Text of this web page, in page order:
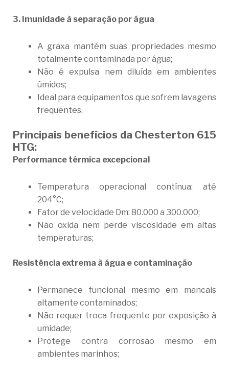
3. Imunidade à separação por água
A graxa mantém suas propriedades mesmo
totalmente contaminada por água;
Não é expulsa nem diluída em ambientes
úmidos;
Ideal para equipamentos que sofrem lavagens
frequentes.
Principais benefícios da Chesterton 615
HTG:
Performance térmica excepcional
Temperatura operacional contínua: até
204°C;
Fator de velocidade Dm: 80.000 a 300.000;
Não oxida nem perde viscosidade em altas
temperaturas;
Resistência extrema à água e contaminação
Permanece funcional mesmo em mancais
altamente contaminados;
Não requer troca frequente por exposição à
umidade;
Protege contra corrosão mesmo em
ambientes marinhos;